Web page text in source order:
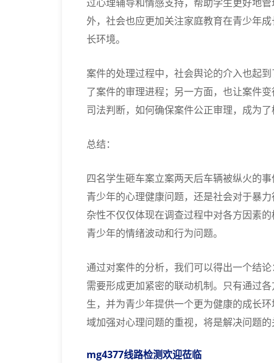
外，社会也应更加关注家庭教育在青少年
长环境。
案件的处理过程中，社会舆论的介入也起
了案件的审理进程；另一方面，也让案件
司法判断，如何确保案件公正审理，成为
总结：
四名学生砸车案立案两天后车辆被纵火的
青少年的心理健康问题，还是社会对于暴
杂性不仅仅体现在调查过程中对各方因素
青少年的情绪波动和行为问题。
通过对案件的分析，我们可以得出一个结
需要形成更加紧密的联动机制。只有通过
生，并为青少年提供一个更为健康的成长
域加强对心理问题的重视，将是解决问题的
mg4377线路检测欢迎莅临